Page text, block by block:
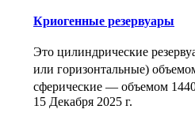
Криогенные резервуары
Это цилиндрические
или горизонтальные)
сферические ― объемом
15 Декабря 2025 г.